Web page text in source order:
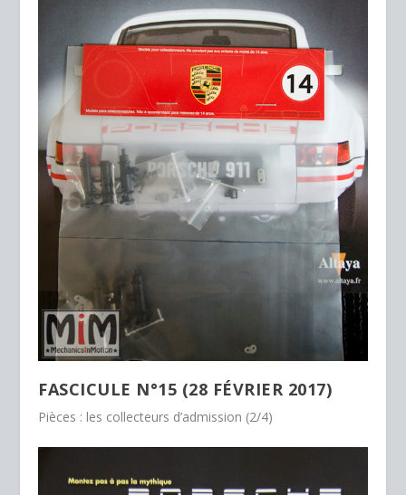
FASCICULE N°15 (28 FÉVRIER 2017)
Pièces : les collecteurs d’admission (2/4)